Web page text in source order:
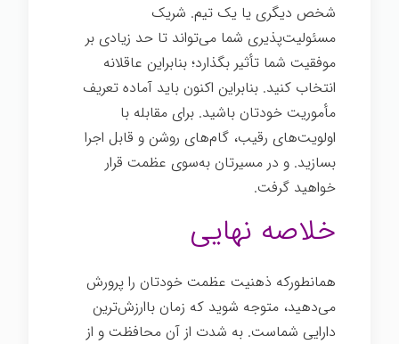
شخص دیگری یا یک تیم. شریک
مسئولیت‌پذیری شما می‌تواند تا حد زیادی بر
موفقیت شما تأثیر بگذارد؛ بنابراین عاقلانه
انتخاب کنید. بنابراین اکنون باید آماده تعریف
مأموریت خودتان باشید. برای مقابله با
اولویت‌های رقیب، گام‌های روشن و قابل اجرا
بسازید. و در مسیرتان به‌سوی عظمت قرار
خواهید گرفت.
خلاصه نهایی
همانطورکه ذهنیت عظمت خودتان را پرورش
می‌دهید، متوجه شوید که زمان باارزش‌ترین
دارایی شماست. به شدت از آن محافظت و از